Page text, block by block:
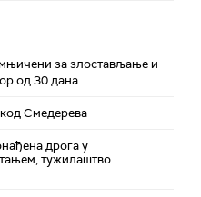
за злостављање и
од 30 дана
Смедерева
дрога у
тужилаштво